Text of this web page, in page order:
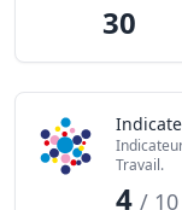
30
Travail.
4/ 10